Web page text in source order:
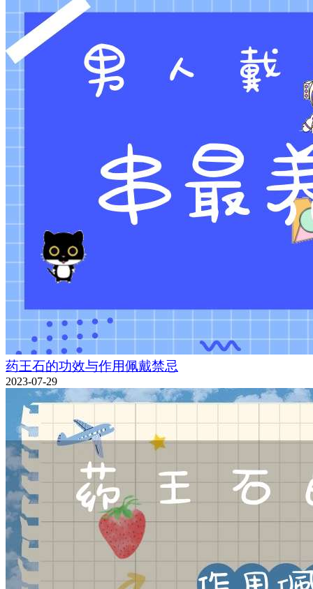
药王石的功效与作用佩戴禁忌
2023-07-29